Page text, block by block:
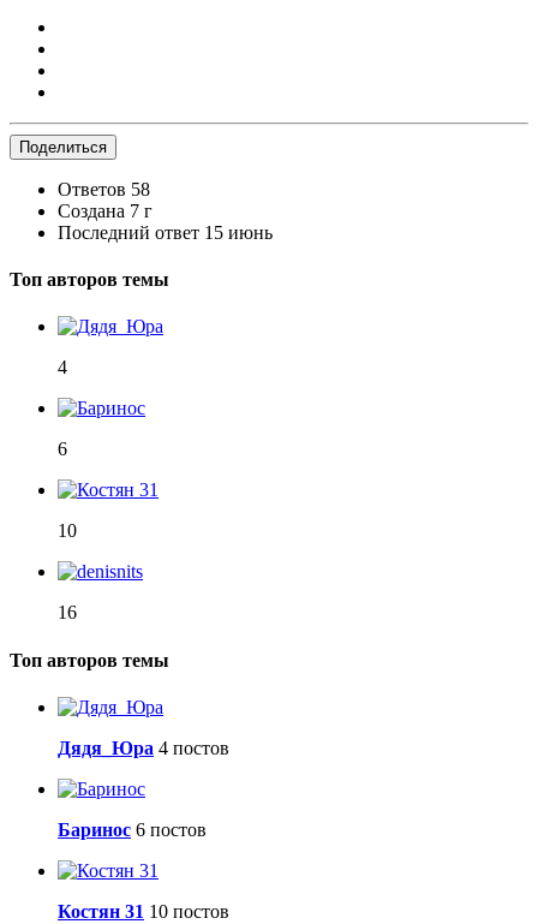
Поделиться
Ответов 58
Создана 7 г
Последний ответ 15 июнь
Топ авторов темы
4
6
10
16
Топ авторов темы
Дядя_Юра 4 постов
Баринос 6 постов
Костян 31 10 постов